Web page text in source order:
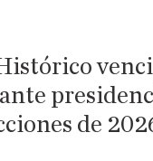
de